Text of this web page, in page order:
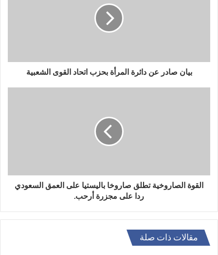
بيان صادر عن دائرة المرأة بحزب اتحاد القوى الشعبية
القوة الصاروخية تطلق صاروخا باليستيا على العمق السعودي
ردا على مجزرة أرحب.
مقالات ذات صلة